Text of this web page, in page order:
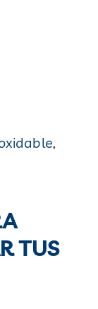
,
TUS